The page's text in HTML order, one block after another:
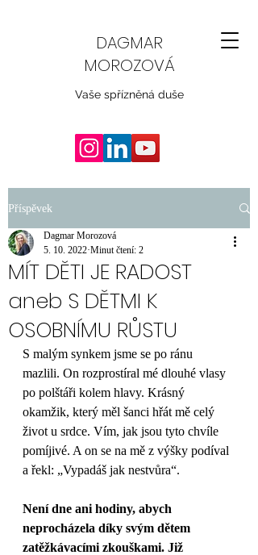
DAGMAR
MOROZOVÁ
Vaše spřízněná duše
Příspěvek
MÍT DĚTI JE RADOST
aneb S DĚTMI K
OSOBNÍMU RŮSTU
Dagmar Morozová
5. 10. 2022 Minut čtení: 2
S malým synkem jsme se po ránu
mazlili. On rozprostíral mé dlouhé vlasy
po polštáři kolem hlavy. Krásný
okamžik, který měl šanci hřát mě celý
život u srdce. Vím, jak jsou tyto chvíle
pomíjivé. A on se na mě z výšky podíval
a řekl: „Vypadáš jak nestvůra“.
Není dne ani hodiny, abych
neprocházela díky svým dětem
zatěžkávacími zkouškami. Již